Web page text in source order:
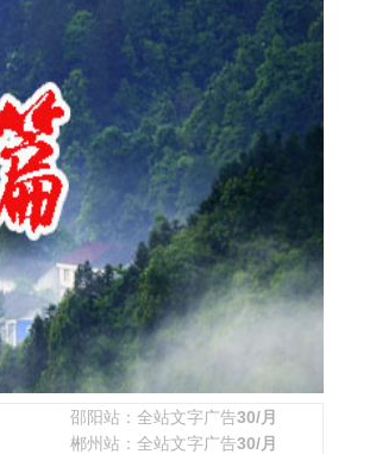
邵阳站：全站文字广告30/月
郴州站：全站文字广告30/月